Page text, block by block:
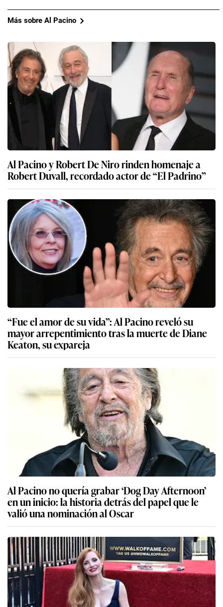
Más sobre Al Pacino
Al Pacino y Robert De Niro rinden homenaje a
Robert Duvall, recordado actor de “El Padrino”
“Fue el amor de su vida”: Al Pacino reveló su
mayor arrepentimiento tras la muerte de Diane
Keaton, su expareja
Al Pacino no quería grabar ‘Dog Day Afternoon’
en un inicio: la historia detrás del papel que le
valió una nominación al Oscar